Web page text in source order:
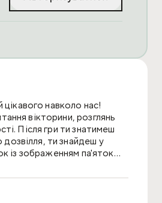
навколо нас!
вікторини, розглянь
Після гри ти знатимеш
ти знайдеш у
із зображенням па'яток